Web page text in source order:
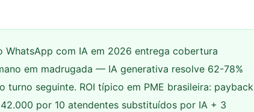
WhatsApp com IA em 2026 entrega cobertura
em madrugada — IA generativa resolve 62-78%
turno seguinte. ROI típico em PME brasileira: payback
por 10 atendentes substituídos por IA + 3